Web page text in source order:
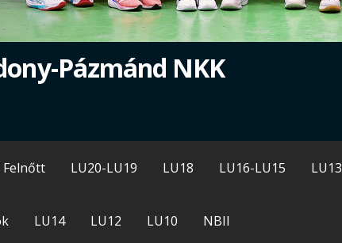
Pázmánd NKK
LU20-LU19 LU18 LU16-LU15 LU13
LU14 LU12 LU10 NBII